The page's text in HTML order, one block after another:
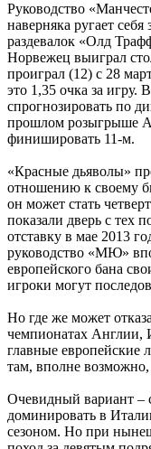
Руководство
наверняка ругает
раздевалок «Олд
Норвежец выиграл
проиграл (12) с 28
это 1,35 очка за игру.
спрогнозировать по
прошлом розыгрыше
финишировать 11-м.
«Красные дьяволы»
отношению к своему
он может стать
показали дверь с тех
отставку в мае 2013
руководство «МЮ»
европейского бана
игроки могут
Но где же может
чемпионатах Англии,
главные
там, вполне возможно,
Очевидный вариант
доминировать в
сезоном. Но при